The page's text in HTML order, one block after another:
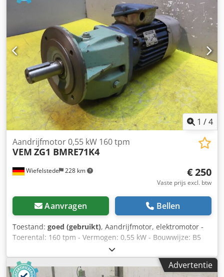
1 /4
Wiefelstede 228 km
Aandrijfmotor 0,55 kW 160 tpm
VEM ZG1 BMRE71K4
€ 250
Vaste prijs excl. btw
Aanvragen Bellen
Toestand: goed (gebruikt), Aandrijfmotor, elektromotor -
Toerental: 160 tpm - Vermogen: 0,55 kW - Bouwwijze: B5
Dwodpfxoc U Dptj Ai Hsa - Asdiameter: Ø 28 mm -
Beschermingsklasse: IP 44 - Aantal: 1x motor beschikbaar -
Prijs: per stuk - Afmetingen: 470/160/H200 mm - Gewicht:
Advertentie